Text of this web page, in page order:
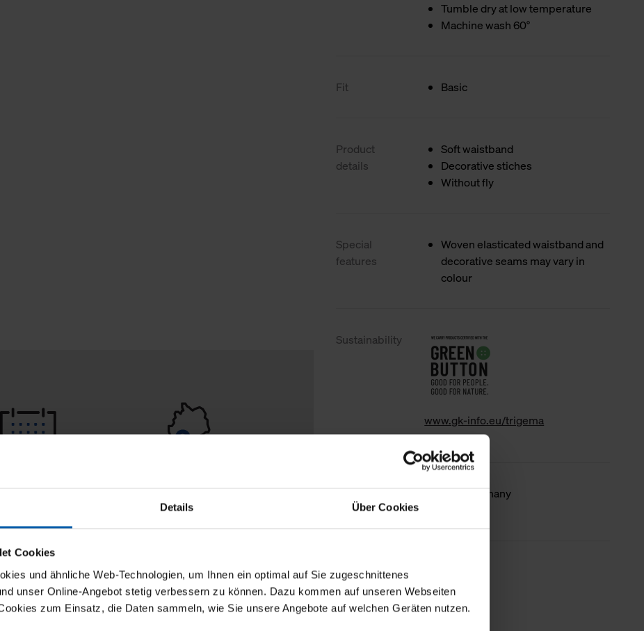
Details Über Cookies
Cookies
und ähnliche Web-Technologien, um Ihnen ein optimal auf Sie zugeschnittenes
unser Online-Angebot stetig verbessern zu können. Dazu kommen auf unseren Webseiten
zum Einsatz, die Daten sammeln, wie Sie unsere Angebote auf welchen Geräten nutzen.
Burladingen
Tumble dry at low temperature
Machine wash 60°
Fit Basic
Product
details
Soft waistband
Decorative stiches
Without fly
Special
features
Woven elasticated waistband and
decorative seams may vary in
colour
Sustainability
www.gk-info.eu/trigema
Country of
origin
Made in Germany
less information